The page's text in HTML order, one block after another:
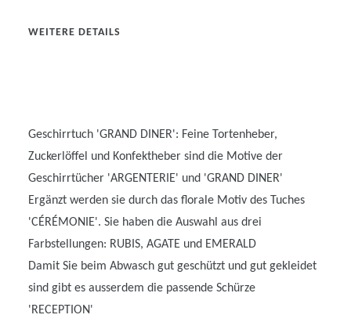
WEITERE DETAILS
Geschirrtuch 'GRAND DINER': Feine Tortenheber,
Zuckerlöffel und Konfektheber sind die Motive der
Geschirrtücher 'ARGENTERIE' und 'GRAND DINER'
Ergänzt werden sie durch das florale Motiv des Tuches
'CÉRÉMONIE'. Sie haben die Auswahl aus drei
Farbstellungen: RUBIS, AGATE und EMERALD
Damit Sie beim Abwasch gut geschützt und gut gekleidet
sind gibt es ausserdem die passende Schürze
'RECEPTION'